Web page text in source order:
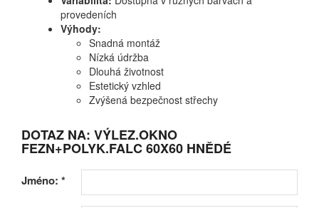
provedeních
Výhody:
Snadná montáž
Nízká údržba
Dlouhá životnost
Estetický vzhled
Zvýšená bezpečnost střechy
DOTAZ NA: VÝLEZ.OKNO
FEZN+POLYK.FALC 60X60 HNĚDÉ
Jméno: *